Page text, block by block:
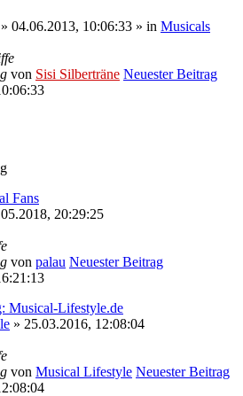
» 04.06.2013, 10:06:33 » in Musicals
von Sisi Silberträne Neuester Beitrag
Fans
20:29:25
von palau Neuester Beitrag
Musical-Lifestyle.de
» 25.03.2016, 12:08:04
von Musical Lifestyle Neuester Beitrag